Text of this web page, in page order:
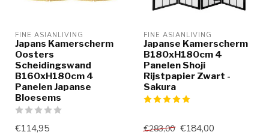
FINE ASIANLIVING
Japans Kamerscherm
Oosters
Scheidingswand
B160xH180cm 4
Panelen Japanse
Bloesems
€114,95
FINE ASIANLIVING
Japanse Kamerscherm
B180xH180cm 4
Panelen Shoji
Rijstpapier Zwart -
Sakura
€283,00 €184,00